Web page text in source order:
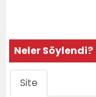
Neler Söylendi?
Site